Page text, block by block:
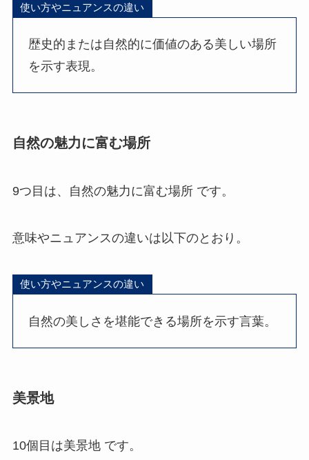
使い方やニュアンスの違い
歴史的または自然的に価値のある美しい場所
を示す表現。
自然の魅力に富む場所
9つ目は、自然の魅力に富む場所 です。
意味やニュアンスの違いは以下のとおり。
使い方やニュアンスの違い
自然の美しさを堪能できる場所を示す言葉。
美景地
10個目は美景地 です。